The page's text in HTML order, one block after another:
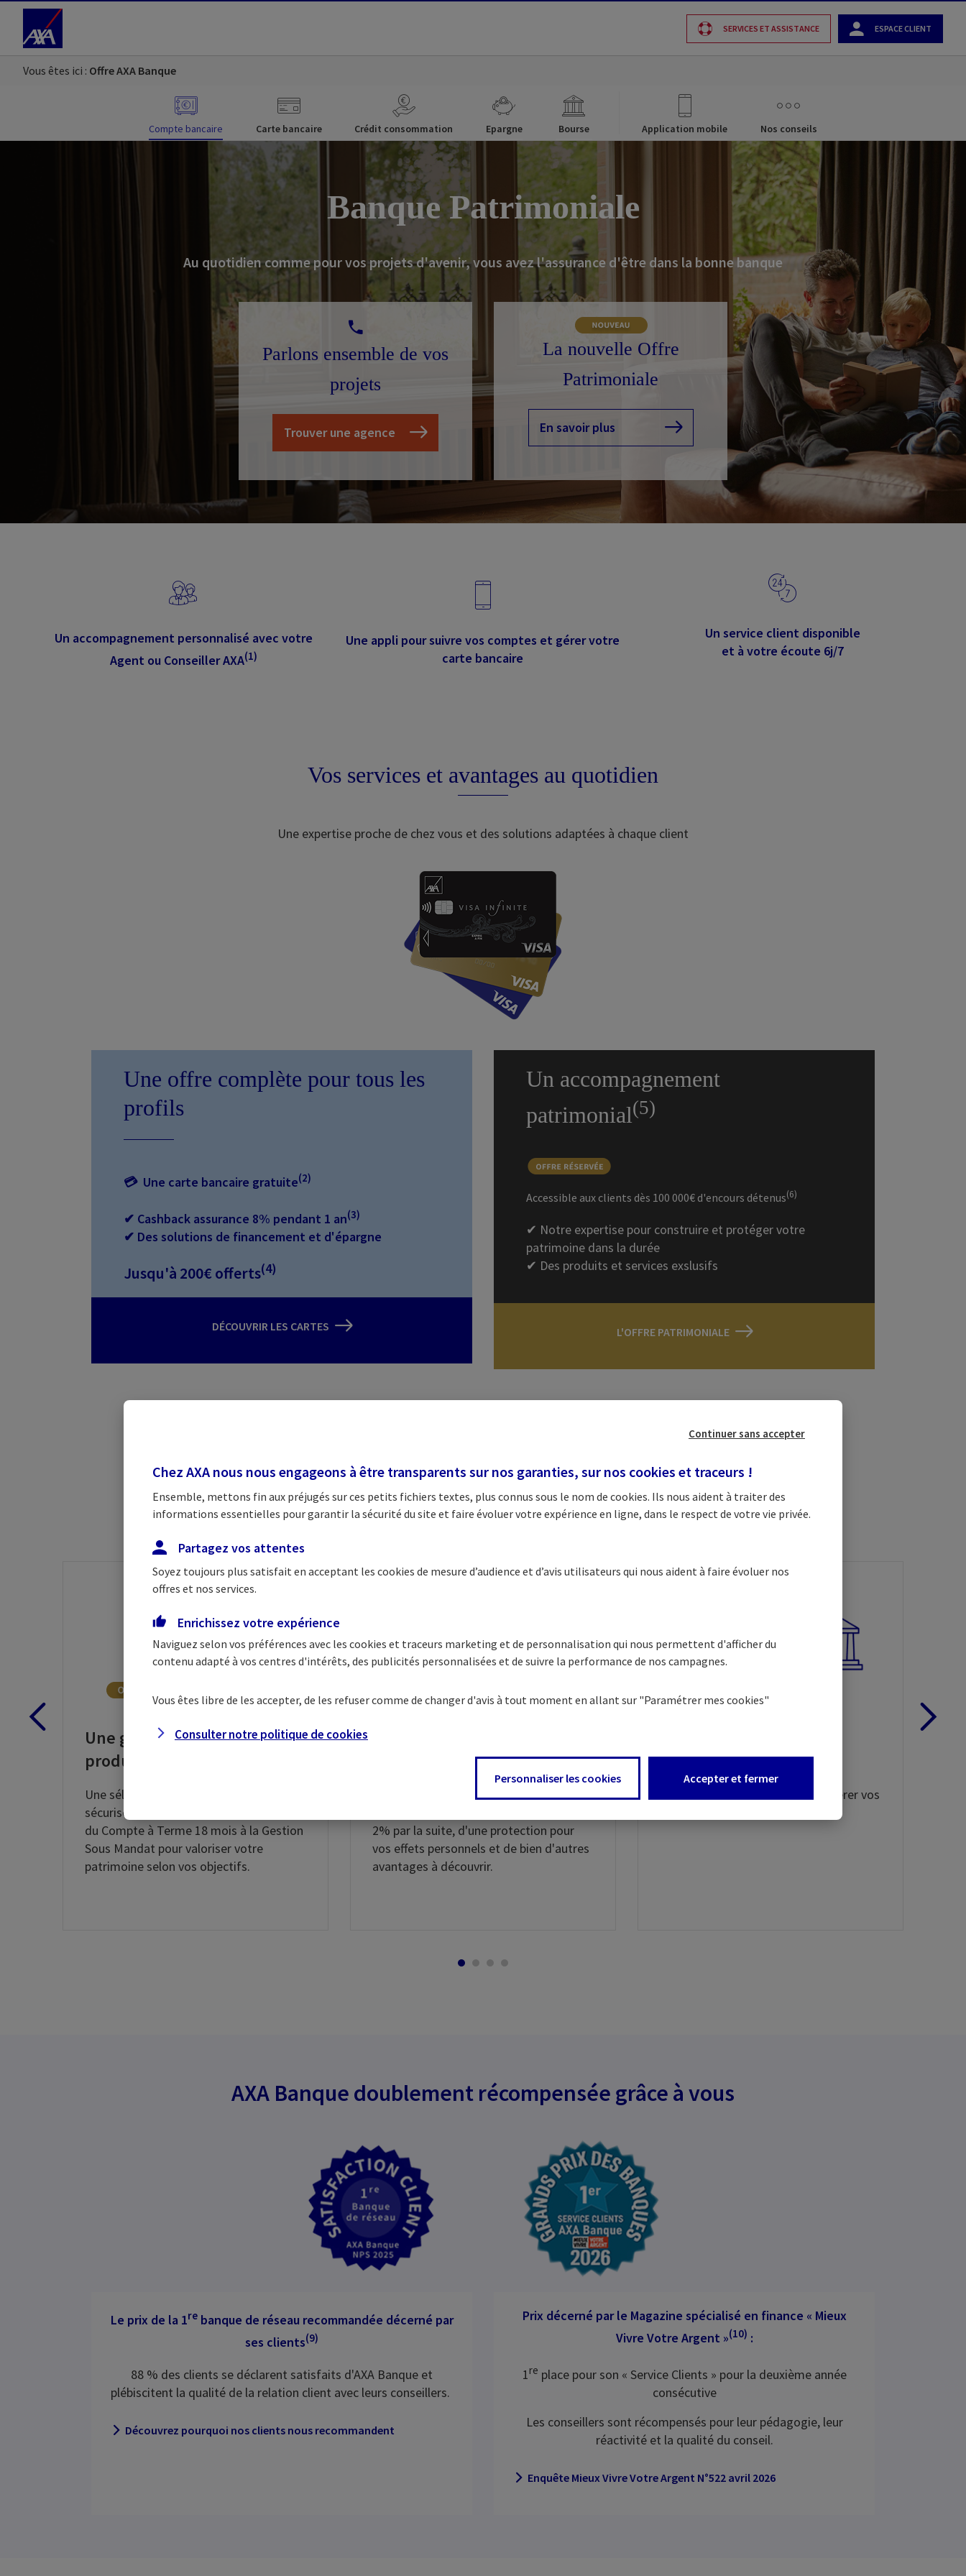
Accéder au Contenu
SERVICES ET ASSISTANCE ESPACE CLIENT
Vous êtes ici : Offre AXA Banque
Compte bancaire Carte bancaire Crédit consommation Epargne Bourse Application mobile Nos conseils
Banque Patrimoniale
Au quotidien comme pour vos projets d'avenir, vous avez l'assurance d'être dans la bonne banque
Parlons ensemble de vos
projets
Trouver une agence
La nouvelle Offre
Patrimoniale
En savoir plus
Un accompagnement personnalisé avec votre
Agent ou Conseiller AXA(1)
Une appli pour suivre vos comptes et gérer votre
carte bancaire
Un service client disponible
et à votre écoute 6j/7
Vos services et avantages au quotidien
Une expertise proche de chez vous et des solutions adaptées à chaque client
Une offre complète pour tous les
profils
💳︎ Une carte bancaire gratuite(2)
✔ Cashback assurance 8% pendant 1 an(3)
✔ Des solutions de financement et d'épargne
Jusqu'à 200€ offerts(4)
DÉCOUVRIR LES CARTES
Un accompagnement
patrimonial(5)
Accessible aux clients dès 100 000€ d'encours détenus(6)
✔ Notre expertise pour construire et protéger votre
patrimoine dans la durée
✔ Des produits et services exslusifs
L'OFFRE PATRIMONIALE
Retrouvez tous les avantages et services bancaires à votre disposition. Être à vos côtés au
quotidien et dans vos projets est notre priorité.
Une gamme exclusive de
produits d'épargne
Une sélection de solutions d’épargne
sécurisée et de placements financiers :
du Compte à Terme 18 mois à la Gestion
Sous Mandat pour valoriser votre
patrimoine selon vos objectifs.
Avec la Formule Ogoon(7), profitez d'un
remboursement de 8% de vos primes
2% par la suite, d'une protection pour
vos effets personnels et de bien d'autres
avantages à découvrir.
Un service gratuit(8) pour faire un
changement de banque et transférer vos
AXA Banque doublement récompensée grâce à vous
Le prix de la 1rebanque de réseau recommandée décerné par
ses clients(9)
88 % des clients se déclarent satisfaits d'AXA Banque et
plébiscitent la qualité de la relation client avec leurs conseillers.
Découvrez pourquoi nos clients nous recommandent
Prix décerné par le Magazine spécialisé en finance « Mieux
Vivre Votre Argent »(10) :
1re place pour son « Service Clients » pour la deuxième année
consécutive
Les conseillers sont récompensés pour leur pédagogie, leur
réactivité et la qualité du conseil.
Enquête Mieux Vivre Votre Argent N°522 avril 2026
Continuer sans accepter
Chez AXA nous nous engageons à être transparents sur nos garanties, sur nos cookies et traceurs !
Ensemble, mettons fin aux préjugés sur ces petits fichiers textes, plus connus sous le nom de cookies. Ils nous aident à traiter des
informations essentielles pour garantir la sécurité du site et faire évoluer votre expérience en ligne, dans le respect de votre vie privée.
Partagez vos attentes
Soyez toujours plus satisfait en acceptant les cookies de mesure d’audience et d’avis utilisateurs qui nous aident à faire évoluer nos
offres et nos services.
Enrichissez votre expérience
Naviguez selon vos préférences avec les cookies et traceurs marketing et de personnalisation qui nous permettent d'afficher du
contenu adapté à vos centres d'intérêts, des publicités personnalisées et de suivre la performance de nos campagnes.
Vous êtes libre de les accepter, de les refuser comme de changer d'avis à tout moment en allant sur "Paramétrer mes cookies"
Consulter notre politique de cookies
Personnaliser les cookies Accepter et fermer